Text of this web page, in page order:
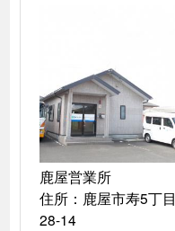
鹿屋営業所
住所：鹿屋市寿5丁目
28-14